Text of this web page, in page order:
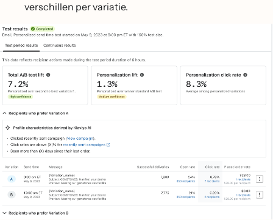
verschillen per variatie.